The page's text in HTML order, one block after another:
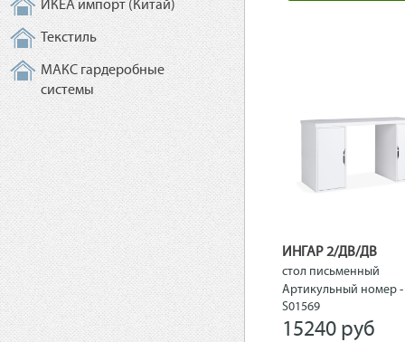
ИКЕА импорт (Китай)
Текстиль
МАКС гардеробные
системы
ИНГАР 2/ДВ/ДВ
стол письменный
140x75x55, белый
Артикульный номер -
S01569
15240 рyб